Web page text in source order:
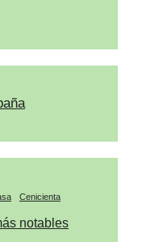
Cenicienta
notables